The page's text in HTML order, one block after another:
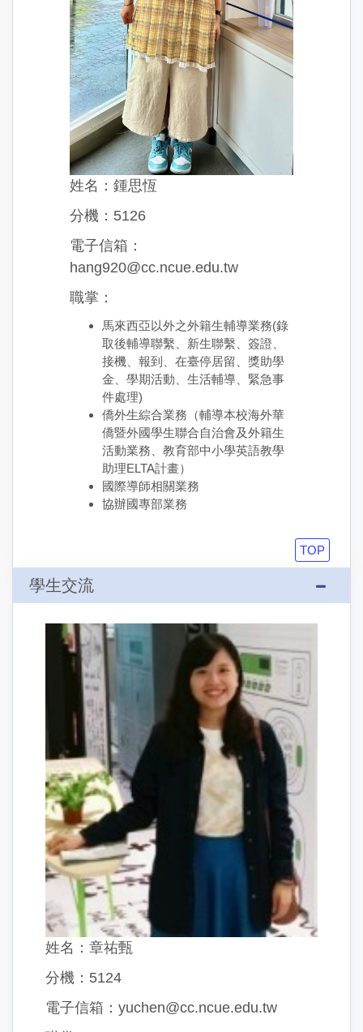
姓名：鍾思恆
分機：5126
電子信箱：
hang920@cc.ncue.edu.tw
職掌：
馬來西亞以外之外籍生輔導業務(錄
取後輔導聯繫、新生聯繫、簽證、
接機、報到、在臺停居留、獎助學
金、學期活動、生活輔導、緊急事
件處理)
僑外生綜合業務（輔導本校海外華
僑暨外國學生聯合自治會及外籍生
活動業務、教育部中小學英語教學
助理ELTA計畫）
國際導師相關業務
協辦國專部業務
TOP
學生交流
姓名：章祐甄
分機：5124
電子信箱：yuchen@cc.ncue.edu.tw